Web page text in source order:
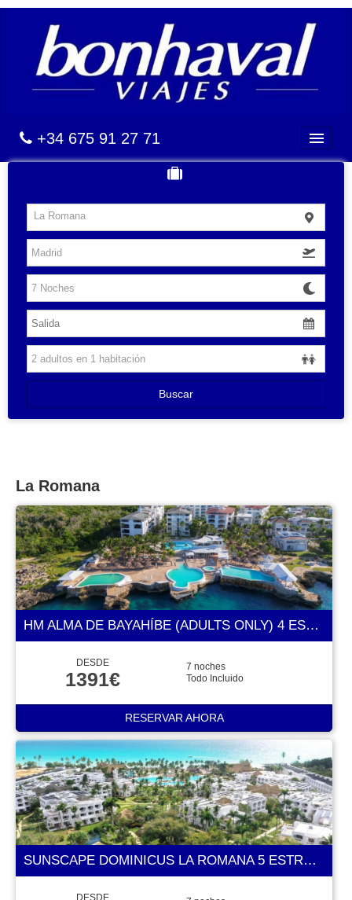
+34 675 91 27 71
BALEARES
CANARIAS
CARIBE
VUELOS
HOTELES
La Romana
Buscar
La Romana
HM ALMA DE BAYAHÍBE (ADULTS ONLY) 4 ESTRELLAS
DESDE
1391€
7 noches
Todo Incluido
RESERVAR AHORA
SUNSCAPE DOMINICUS LA ROMANA 5 ESTRELLAS
DESDE